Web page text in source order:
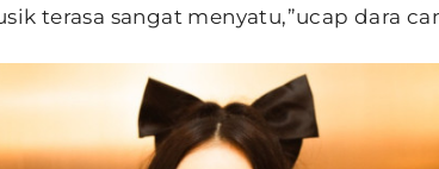
terasa sangat menyatu,”ucap dara